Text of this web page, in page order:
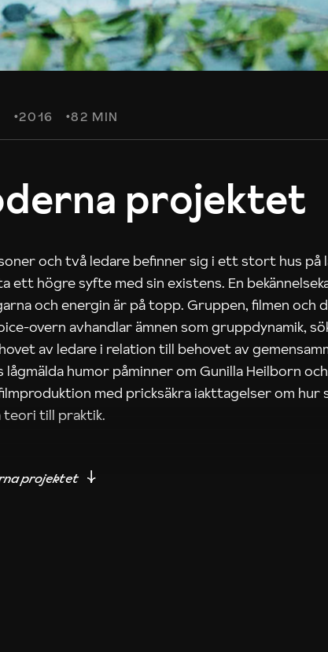
2016 82 MIN
projektet
och två ledare befinner sig i ett stort hus på
ett högre syfte med sin existens. En
och energin är på topp. Gruppen, filmen och
overn avhandlar ämnen som gruppdynamik,
av ledare i relation till behovet av
humor påminner om Gunilla Heilborn
med pricksäkra iakttagelser om hur
teori till praktik.